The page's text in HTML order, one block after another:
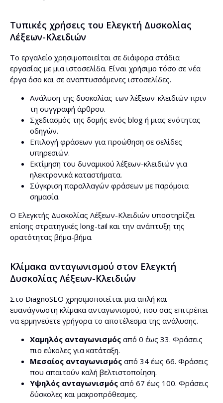
Τυπικές χρήσεις του Ελεγκτή Δυσκολίας
Λέξεων-Κλειδιών
Το εργαλείο χρησιμοποιείται σε διάφορα στάδια
εργασίας με μια ιστοσελίδα. Είναι χρήσιμο τόσο σε νέα
έργα όσο και σε αναπτυσσόμενες ιστοσελίδες.
Ανάλυση της δυσκολίας των λέξεων-κλειδιών πριν
τη συγγραφή άρθρου.
Σχεδιασμός της δομής ενός blog ή μιας ενότητας
οδηγών.
Επιλογή φράσεων για προώθηση σε σελίδες
υπηρεσιών.
Εκτίμηση του δυναμικού λέξεων-κλειδιών για
ηλεκτρονικά καταστήματα.
Σύγκριση παραλλαγών φράσεων με παρόμοια
σημασία.
Ο Ελεγκτής Δυσκολίας Λέξεων-Κλειδιών υποστηρίζει
επίσης στρατηγικές long-tail και την ανάπτυξη της
ορατότητας βήμα-βήμα.
Κλίμακα ανταγωνισμού στον Ελεγκτή
Δυσκολίας Λέξεων-Κλειδιών
Στο DiagnoSEO χρησιμοποιείται μια απλή και
ευανάγνωστη κλίμακα ανταγωνισμού, που σας επιτρέπει
να ερμηνεύετε γρήγορα το αποτέλεσμα της ανάλυσης.
Χαμηλός ανταγωνισμός από 0 έως 33. Φράσεις
πιο εύκολες για κατάταξη.
Μεσαίος ανταγωνισμός από 34 έως 66. Φράσεις
που απαιτούν καλή βελτιστοποίηση.
Υψηλός ανταγωνισμός από 67 έως 100. Φράσεις
δύσκολες και μακροπρόθεσμες.